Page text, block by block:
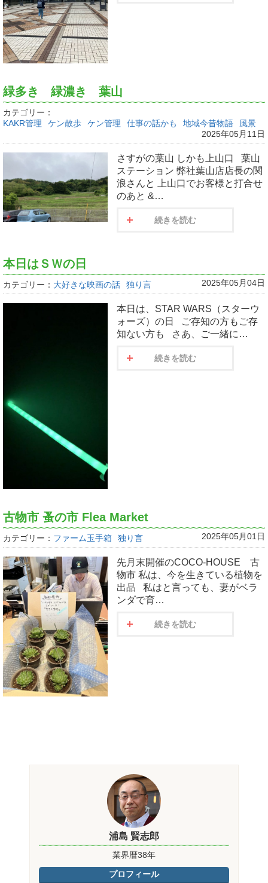
緑多き 緑濃き 葉山
カテゴリー：
KAKR管理
ケン散歩 ケン管理 仕事の話かも 地域今昔物語
風景
2025年05月11日
さすがの葉山 しかも上山口 葉山
ステーション 弊社葉山店店長の関
浪さんと 上山口でお客様と打合せ
のあと &…
続きを読む
本日はＳＷの日
カテゴリー： 大好きな映画の話 独り言 2025年05月04日
本日は、STAR WARS（スターウ
ォーズ）の日 ご存知の方もご存
知ない方も さあ、ご一緒に…
続きを読む
古物市 蚤の市 Flea Market
カテゴリー： ファーム玉手箱 独り言 2025年05月01日
先月末開催のCOCO-HOUSE 古
物市 私は、今を生きている植物を
出品 私はと言っても、妻がベラ
ンダで育…
続きを読む
浦島 賢志郎
業界暦38年
プロフィール